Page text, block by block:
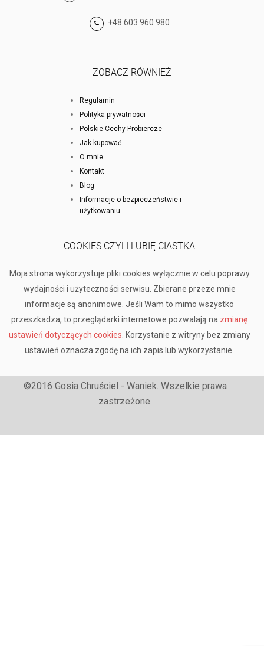
+48 603 960 980
ZOBACZ RÓWNIEŻ
Regulamin
Polityka prywatności
Polskie Cechy Probiercze
Jak kupować
O mnie
Kontakt
Blog
Informacje o bezpieczeństwie i
użytkowaniu
COOKIES CZYLI LUBIĘ CIASTKA
Moja strona wykorzystuje pliki cookies wyłącznie w celu poprawy
wydajności i użyteczności serwisu. Zbierane przeze mnie
informacje są anonimowe. Jeśli Wam to mimo wszystko
przeszkadza, to przeglądarki internetowe pozwalają na zmianę
ustawień dotyczących cookies . Korzystanie z witryny bez zmiany
ustawień oznacza zgodę na ich zapis lub wykorzystanie.
©2016 Gosia Chruściel - Waniek. Wszelkie prawa
zastrzeżone.